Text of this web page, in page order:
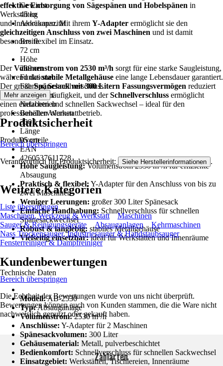
Gewicht
45 kg
Akkukapazität
-
Breite
72 cm
Höhe
239 cm
Funktionen
Fahrbar, Schnellverschluss
Betriebsart
Netzbetrieb
Behältervolumen
300 l
Länge
95 cm
EAN
4260537611728
effektive Entsorgung von Sägespänen und Hobelspänen in
Werkstätten
und Innenräumen. Mit ihrem Y-Adapter ermöglicht sie den
gleichzeitigen Anschluss von zwei Maschinen und ist damit
besonders flexibel im Einsatz.
DerVolumenstrom von 2530 m³/h sorgt für eine starke Saugleistung,
während dasstabile Metallgehäuse eine lange Lebensdauer garantiert.
Der großeSpänesack mit 300 Litern Fassungsvermögen reduziert
die Entleerungshäufigkeit, und derSchnellverschluss ermöglicht
einen einfachen und schnellen Sackwechsel – ideal für den
professionellen Werkstattbetrieb.
Produktvorteile
Hohe Saugleistung:Volumenstrom 2530 m³/h für effiziente
Absaugung
Praktisch & flexibel: Y-Adapter für den Anschluss von bis zu
zwei Maschinen
Weniger Leerungen: großer 300 Liter Spänesack
Einfache Handhabung: Schnellverschluss für schnellen
Spänesackwechsel
Robust & langlebig: stabiles Metallgehäuse
Vielseitig einsetzbar:ideal für Werkstätten und Innenräume
Technische Daten
Modell:AB-2530
Typ:Absauganlage
Volumenstrom:2530 m³/h
Anschlüsse: Y-Adapter für 2 Maschinen
Spänesackvolumen: 300 Liter
Gehäusematerial: Metall, pulverbeschichtet
Bedienkomfort: Schnellverschluss für schnellen Sackwechsel
Einsatzgebiet: Werkstätten, Tischlereien, Innenräume
Mehr anzeigen
Produktsicherheit
Bereich überspringen
Verantwortlich für Produktsicherheit: Siehe Herstellerinformationen .
Weitere Kategorien
Liste überspringen
Maschinen, Werkzeug & Werkstatt
Maschinen
Sauger & Reinigungsgeräte
Absauganlagen
Kehrmaschinen
Nass Trockensauger, Industriesauger & Handstaubsauger
Fensterreiniger & Dampfreiniger
Kundenbewertungen
Bereich überspringen
Die Echtheit der Bewertungen wurde von uns nicht überprüft.
Bewertungen können auch von Kunden stammen, die die Ware nicht
nachweislich genutzt oder gekauft haben.
Zahlarten